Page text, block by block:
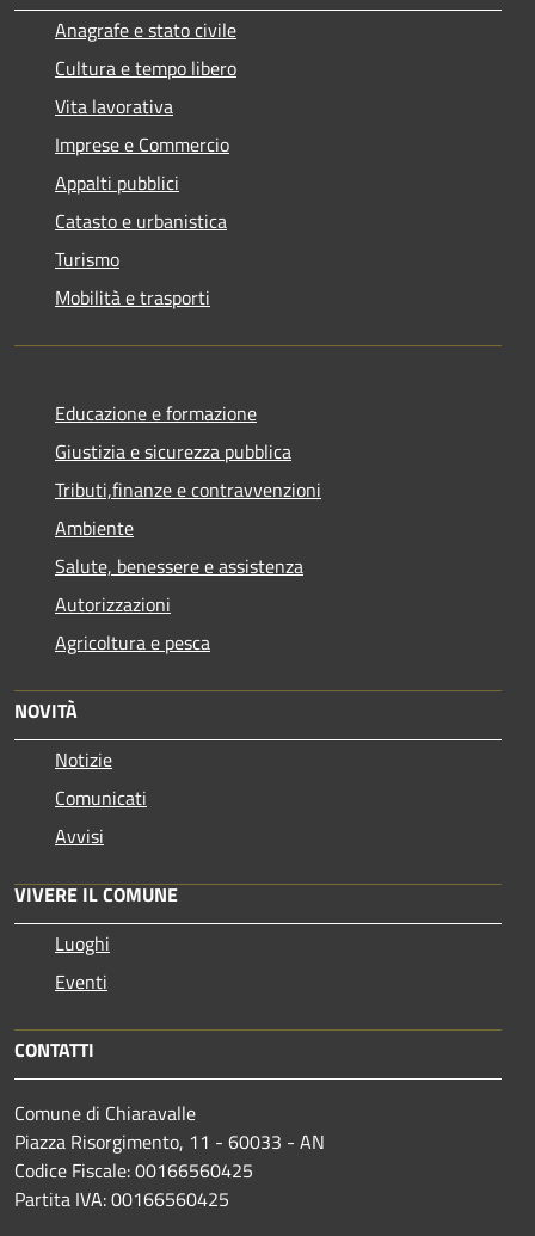
Anagrafe e stato civile
Cultura e tempo libero
Vita lavorativa
Imprese e Commercio
Appalti pubblici
Catasto e urbanistica
Turismo
Mobilità e trasporti
Educazione e formazione
Giustizia e sicurezza pubblica
Tributi,finanze e contravvenzioni
Ambiente
Salute, benessere e assistenza
Autorizzazioni
Agricoltura e pesca
NOVITÀ
Notizie
Comunicati
Avvisi
VIVERE IL COMUNE
Luoghi
Eventi
CONTATTI
Comune di Chiaravalle
Piazza Risorgimento, 11 - 60033 - AN
Codice Fiscale: 00166560425
Partita IVA: 00166560425